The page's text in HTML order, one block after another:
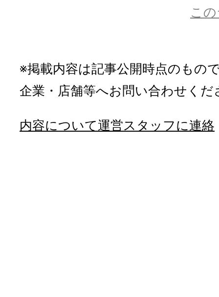
こ
※掲載内容は記事公開時点のもの
企業・店舗等へお問い合わせくだ
内容について運営スタッフに連絡